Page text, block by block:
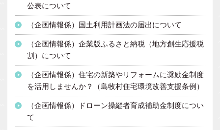
公表について
（企画情報係）国土利用計画法の届出について
（企画情報係）企業版ふるさと納税（地方創生応援税
割）について
（企画情報係）住宅の新築やリフォームに奨励金制度
を活用しませんか？（島牧村住宅環境改善支援条例）
（企画情報係）ドローン操縦者育成補助金制度につい
て